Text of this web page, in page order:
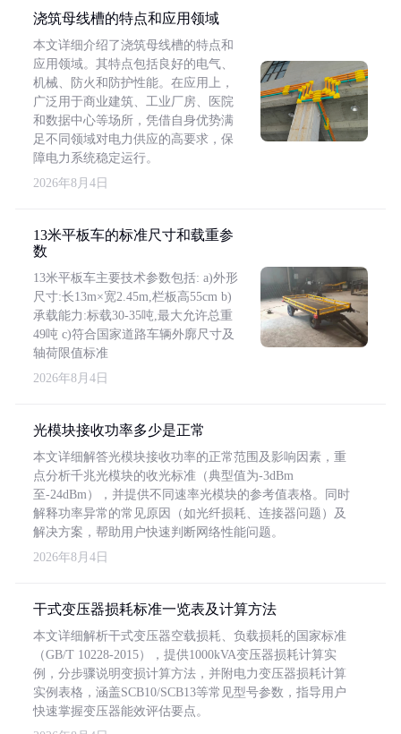
浇筑母线槽的特点和应用领域
本文详细介绍了浇筑母线槽的特点和
应用领域。其特点包括良好的电气、
机械、防火和防护性能。在应用上，
广泛用于商业建筑、工业厂房、医院
和数据中心等场所，凭借自身优势满
足不同领域对电力供应的高要求，保
障电力系统稳定运行。
2026年8月4日
13米平板车的标准尺寸和载重参
数
13米平板车主要技术参数包括: a)外形
尺寸:长13m×宽2.45m,栏板高55cm b)
承载能力:标载30-35吨,最大允许总重
49吨 c)符合国家道路车辆外廓尺寸及
轴荷限值标准
2026年8月4日
光模块接收功率多少是正常
本文详细解答光模块接收功率的正常范围及影响因素，重
点分析千兆光模块的收光标准（典型值为-3dBm
至-24dBm），并提供不同速率光模块的参考值表格。同时
解释功率异常的常见原因（如光纤损耗、连接器问题）及
解决方案，帮助用户快速判断网络性能问题。
2026年8月4日
干式变压器损耗标准一览表及计算方法
本文详细解析干式变压器空载损耗、负载损耗的国家标准
（GB/T 10228-2015），提供1000kVA变压器损耗计算实
例，分步骤说明变损计算方法，并附电力变压器损耗计算
实例表格，涵盖SCB10/SCB13等常见型号参数，指导用户
快速掌握变压器能效评估要点。